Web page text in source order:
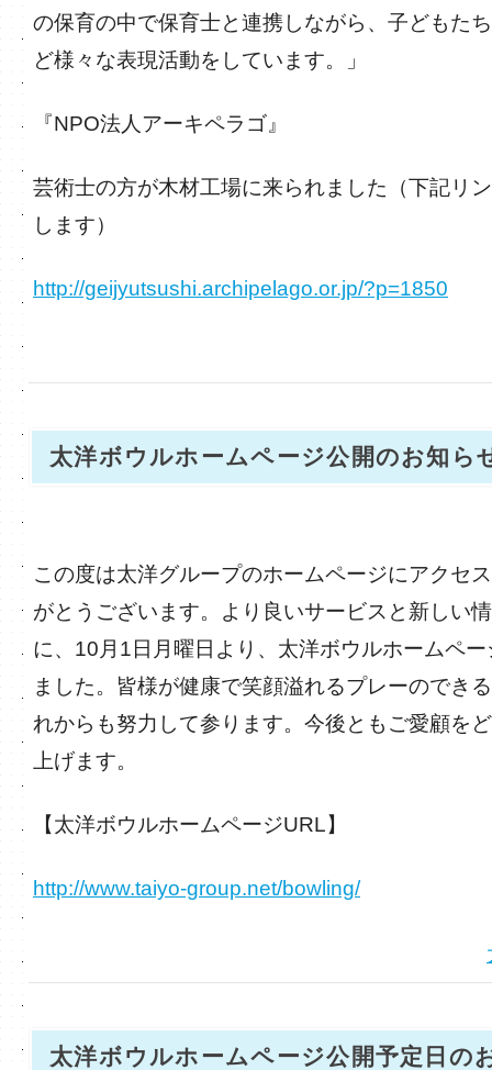
の保育の中で保育士と連携しながら、子どもた
ど様々な表現活動をしています。」
『NPO法人アーキペラゴ』
芸術士の方が木材工場に来られました（下記リ
します）
http://geijyutsushi.archipelago.or.jp/?p=1850
太洋ボウルホームページ公開のお知ら
この度は太洋グループのホームページにアクセ
がとうございます。より良いサービスと新しい
に、10月1日月曜日より、太洋ボウルホームペ
ました。皆様が健康で笑顔溢れるプレーのでき
れからも努力して参ります。今後ともご愛顧を
上げます。
【太洋ボウルホームページURL】
http://www.taiyo-group.net/bowling/
太洋ボウルホームページ公開予定日の